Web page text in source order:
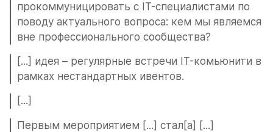
прокоммуницировать с IT-специалистами по
поводу актуального вопроса: кем мы являемся
вне профессионального сообщества?
[...] идея – регулярные встречи IT-комьюнити в
рамках нестандартных ивентов.
[...]
Первым мероприятием [...] стал[а] [...]